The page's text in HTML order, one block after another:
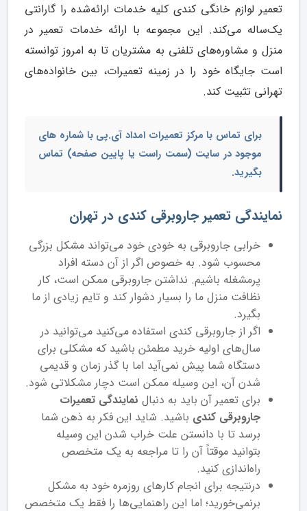
تعمیر لوازم خانگی کندی کلیه خدمات ارائه‌شده را گارانتی
یک‌ساله می‌کند. این مجموعه با ارائه خدمات تعمیر در
منزل و مشاوره‌های تلفنی به مشتریان تا به امروز توانسته
است جایگاه خود را در زمینه تعمیرات، بین خانواده‌های
تهرانی تثبیت کند.
برای تماس با مرکز تعمیرات امداد آی.پی با شماره های
موجود در سایت (سمت راست یا پایین صفحه) تماس
بگیرید.
نمایندگی تعمیر جاروبرقی کندی در تهران
خرابی جارو‌برقی به خودی خود می‌تواند مشکل بزرگی
محسوب شود. به خصوص اگر از آن دسته افراد
پرمشغله باشیم. نداشتن جارو‌برقی ممکن است، کار
نظافت منزل ما را بسیار دشوار کند و تایم زیادی از ما
بگیرد.
اگر از جارو‌برقی کندی استفاده می‌کنید می‌توانید در
سال‌های اولیه خرید مطمئن باشید که مشکلی برای
دستگاه شما پیش نمی‌آید اما با گذر زمان و قدیمی
شدن آن، این وسیله ممکن است دچار مشکلاتی شود.
برای تعمیر آن باید به دنبال نمایندگی‌ تعمیرات
جاروبرقی کندی باشید. شاید این فکر به ذهن شما
برسد تا با دانستن علت خراب شدن این وسیله
بتوانید موقتاً آن را تا مراجعه به یک متخصص
راه‌اندازی کنید.
درنتیجه برای انجام کارهای روزمره خود به مشکل
برنمی‌خورید؛ اما این راهنمایی‌ها را فقط یک متخصص